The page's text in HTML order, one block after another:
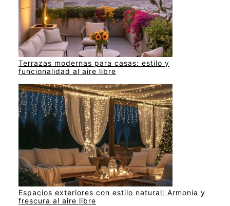
Terrazas modernas para casas: estilo y
funcionalidad al aire libre
Espacios exteriores con estilo natural: Armonía y
frescura al aire libre